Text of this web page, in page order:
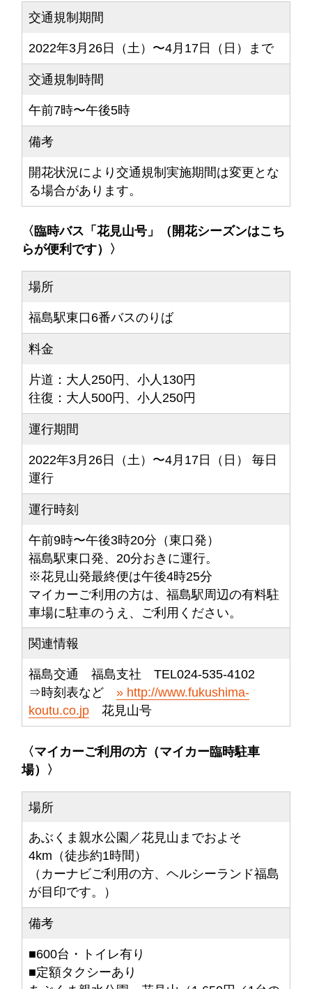
交通規制期間
2022年3月26日（土）〜4月17日（日）まで
交通規制時間
午前7時〜午後5時
備考
開花状況により交通規制実施期間は変更とな
る場合があります。
〈臨時バス「花見山号」（開花シーズンはこち
らが便利です）〉
場所
福島駅東口6番バスのりば
料金
片道：大人250円、小人130円
往復：大人500円、小人250円
運行期間
2022年3月26日（土）〜4月17日（日） 毎日
運行
運行時刻
午前9時〜午後3時20分（東口発）
福島駅東口発、20分おきに運行。
※花見山発最終便は午後4時25分
マイカーご利用の方は、福島駅周辺の有料駐
車場に駐車のうえ、ご利用ください。
関連情報
福島交通 福島支社 TEL024-535-4102
⇒時刻表など
http://www.fukushima-
koutu.co.jp 花見山号
〈マイカーご利用の方（マイカー臨時駐車
場）〉
場所
あぶくま親水公園／花見山までおよそ
4km（徒歩約1時間）
（カーナビご利用の方、ヘルシーランド福島
が目印です。）
備考
■600台・トイレ有り
■定額タクシーあり